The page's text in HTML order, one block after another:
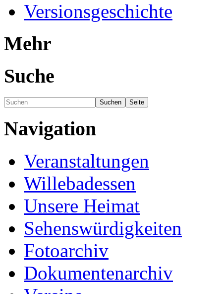
Versionsgeschichte
Mehr
Suche
Navigation
Veranstaltungen
Willebadessen
Unsere Heimat
Sehenswürdigkeiten
Fotoarchiv
Dokumentenarchiv